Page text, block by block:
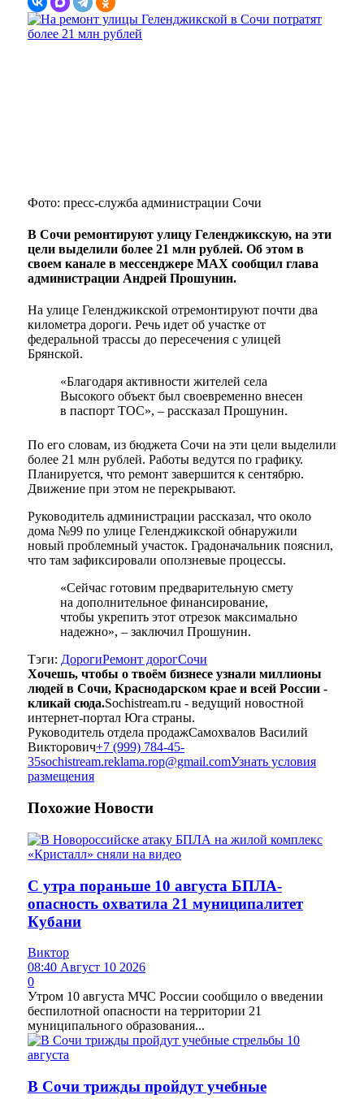
Фото: пресс-служба администрации Сочи
В Сочи ремонтируют улицу Геленджикскую, на эти
цели выделили более 21 млн рублей. Об этом в
своем канале в мессенджере MAX сообщил глава
администрации Андрей Прошунин.
На улице Геленджикской отремонтируют почти два
километра дороги. Речь идет об участке от
федеральной трассы до пересечения с улицей
Брянской.
«Благодаря активности жителей села
Высокого объект был своевременно внесен
в паспорт ТОС», – рассказал Прошунин.
По его словам, из бюджета Сочи на эти цели выделили
более 21 млн рублей. Работы ведутся по графику.
Планируется, что ремонт завершится к сентябрю.
Движение при этом не перекрывают.
Руководитель администрации рассказал, что около
дома №99 по улице Геленджикской обнаружили
новый проблемный участок. Градоначальник пояснил,
что там зафиксировали оползневые процессы.
«Сейчас готовим предварительную смету
на дополнительное финансирование,
чтобы укрепить этот отрезок максимально
надежно», – заключил Прошунин.
Тэги: ДорогиРемонт дорогСочи
Хочешь, чтобы о твоём бизнесе узнали миллионы
людей в Сочи, Краснодарском крае и всей России -
кликай сюда.Sochistream.ru - ведущий новостной
интернет-портал Юга страны.
Руководитель отдела продажСамохвалов Василий
Викторович+7 (999) 784-45-
35sochistream.reklama.rop@gmail.comУзнать условия
размещения
Похожие Новости
С утра пораньше 10 августа БПЛА-
опасность охватила 21 муниципалитет
Кубани
Виктор
08:40 Август 10 2026
0
Утром 10 августа МЧС России сообщило о введении
беспилотной опасности на территории 21
муниципального образования...
В Сочи трижды пройдут учебные